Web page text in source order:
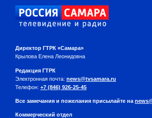
Директор ГТРК «Самара»
Крылова Елена Леонидовна
Редакция ГТРК
Электронная почта: news@tvsamara.ru
Телефон: +7 (846) 926-25-45
Все замечания и пожелания присылайте на
Коммерческий отдел